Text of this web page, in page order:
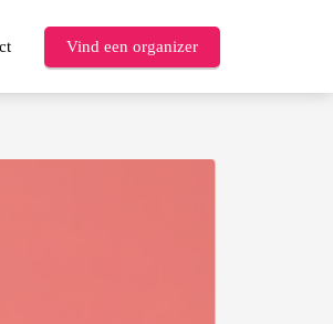
Vind een organizer